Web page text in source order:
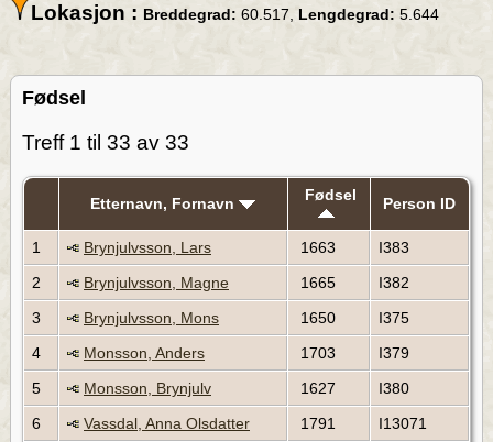
Lokasjon : Breddegrad: 60.517,Lengdegrad: 5.644
Fødsel
Treff 1 til 33 av 33
Etternavn, Fornavn Fødsel Person ID
1 Brynjulvsson, Lars 1663
I383
2
Brynjulvsson, Magne 1665
I382
3
Brynjulvsson, Mons 1650
I375
4
Monsson, Anders 1703
I379
5
Monsson, Brynjulv 1627
I380
6
Vassdal, Anna Olsdatter 1791
I13071